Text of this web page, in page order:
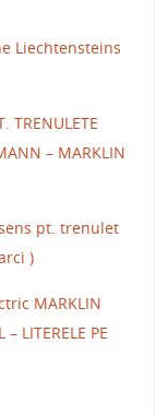
Liechtensteins
TRENULETE
– MARKLIN
pt. trenulet
)
MARKLIN
LITERELE PE